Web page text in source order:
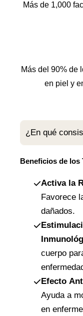
Más de 1,000
Más del 90% de
en piel y
¿En qué
Beneficios de los
Activa la
Favorece
dañados.
cuerpo
Efecto
Ayuda a
en